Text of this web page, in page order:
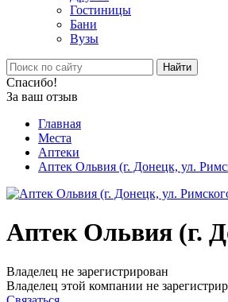
Гостиницы
Бани
Вузы
Найти
Спасибо!
За ваш отзыв
Главная
Места
Аптеки
Аптек Ольвия (г. Донецк, ул.
Аптек Ольвия (г.
Владелец не зарегистрирован
Владелец этой компании не